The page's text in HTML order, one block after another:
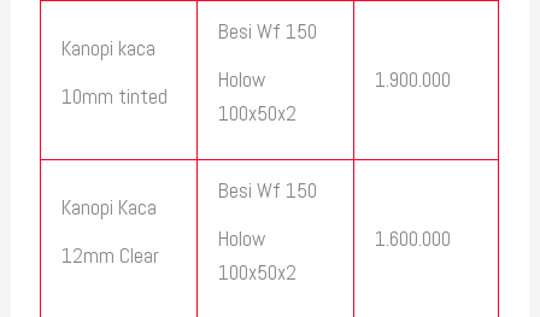
Kanopi kaca
10mm tinted
Besi Wf 150
Holow
100x50x2
1.900.000
Kanopi Kaca
12mm Clear
Besi Wf 150
Holow
100x50x2
1.600.000